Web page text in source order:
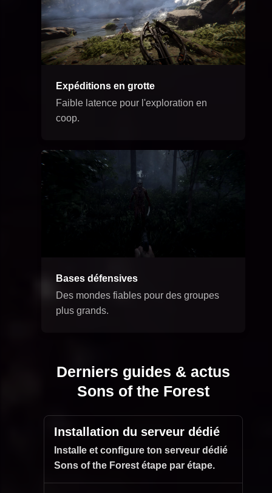
Expéditions en grotte
Faible latence pour l'exploration en
coop.
Bases défensives
Des mondes fiables pour des groupes
plus grands.
Derniers guides & actus
Sons of the Forest
Installation du serveur dédié
Installe et configure ton serveur dédié
Sons of the Forest étape par étape.